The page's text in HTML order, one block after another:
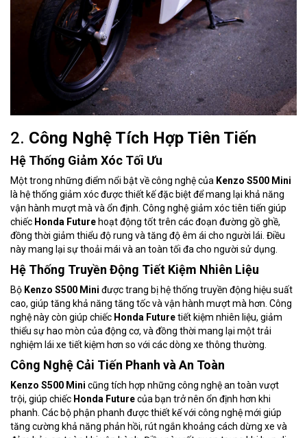
2. Công Nghệ Tích Hợp Tiên Tiến
Hệ Thống Giảm Xóc Tối Ưu
Một trong những điểm nổi bật về công nghệ của Kenzo S500 Mini
là hệ thống giảm xóc được thiết kế đặc biệt để mang lại khả năng
vận hành mượt mà và ổn định. Công nghệ giảm xóc tiên tiến giúp
chiếc Honda Futurehoạt động tốt trên các đoạn đường gồ ghề,
đồng thời giảm thiểu độ rung và tăng độ êm ái cho người lái. Điều
này mang lại sự thoải mái và an toàn tối đa cho người sử dụng.
Hệ Thống Truyền Động Tiết Kiệm Nhiên Liệu
Bộ Kenzo S500 Mini được trang bị hệ thống truyền động hiệu suất
cao, giúp tăng khả năng tăng tốc và vận hành mượt mà hơn. Công
nghệ này còn giúp chiếc Honda Futuretiết kiệm nhiên liệu, giảm
thiểu sự hao mòn của động cơ, và đồng thời mang lại một trải
nghiệm lái xe tiết kiệm hơn so với các dòng xe thông thường.
Công Nghệ Cải Tiến Phanh và An Toàn
Kenzo S500 Mini cũng tích hợp những công nghệ an toàn vượt
trội, giúp chiếc Honda Futurecủa bạn trở nên ổn định hơn khi
phanh. Các bộ phận phanh được thiết kế với công nghệ mới giúp
tăng cường khả năng phản hồi, rút ngắn khoảng cách dừng xe và